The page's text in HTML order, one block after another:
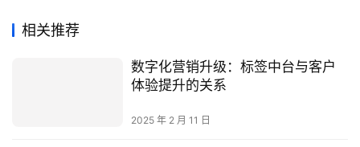
相关推荐
数字化营销升级：标签中台与客户
体验提升的关系
2025 年 2 月 11 日